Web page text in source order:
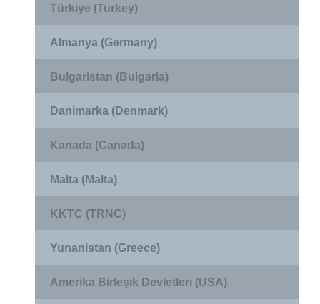
Türkiye (Turkey)
Almanya (Germany)
Bulgaristan (Bulgaria)
Danimarka (Denmark)
Kanada (Canada)
Malta (Malta)
KKTC (TRNC)
Yunanistan (Greece)
Amerika Birleşik Devletleri (USA)